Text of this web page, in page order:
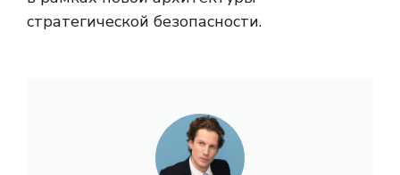
стратегической безопасности.